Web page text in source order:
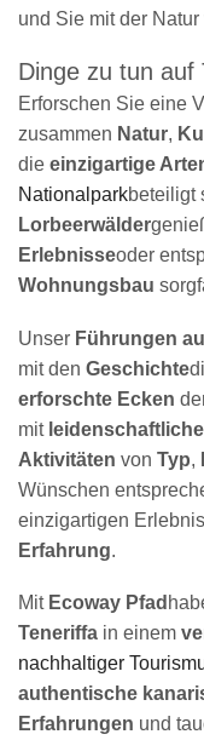
und Sie mit der
Dinge zu tun auf
Erforschen Sie eine
zusammen Natur,
die einzigartige
Nationalparkbeteiligt
Lorbeerwälder
Erlebnisseoder
Wohnungsbau
Unser Führungen
mit den Geschichte
erforschte Ecken
mit
Aktivitäten von Typ,
Wünschen
einzigartigen
Erfahrung.
Mit Ecoway Pfad
Teneriffa in einem
nachhaltiger
authentische
Erfahrungen und